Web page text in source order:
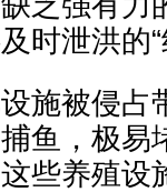
时泄洪的“
被侵占
鱼，极易
些养殖设